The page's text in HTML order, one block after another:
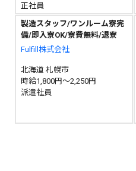
正社員
製造スタッフ/ワンルーム寮完
備/即入寮OK/寮費無料/退寮
Fulfill株式会社
北海道 札幌市
時給1,800円～2,250円
派遣社員